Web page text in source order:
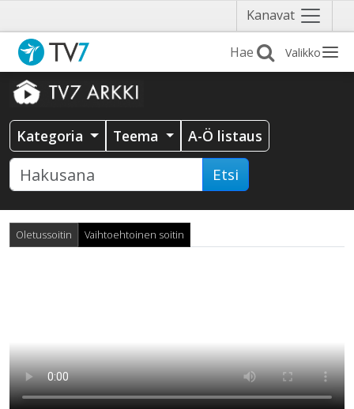
Kanavat Näytä
valikko
Valikko
Kategoria Teema A-Ö listaus
Etsi
Oletussoitin Vaihtoehtoinen soitin